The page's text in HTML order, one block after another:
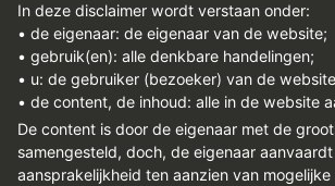
In deze disclaimer wordt verstaan onder:
• de eigenaar: de eigenaar van de website;
• gebruik(en): alle denkbare handelingen;
• u: de gebruiker (bezoeker) van de
• de content, de inhoud: alle in de website
De content is door de eigenaar met de
samengesteld, doch, de eigenaar
aansprakelijkheid ten aanzien van